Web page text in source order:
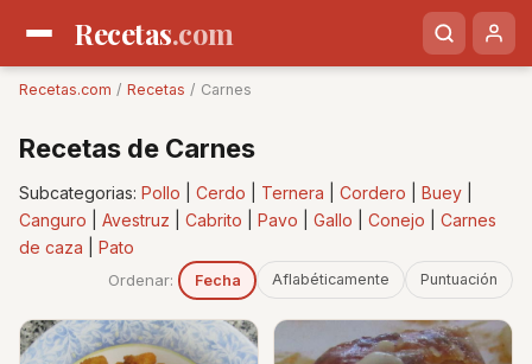
Recetas.com
Recetas.com / Recetas / Carnes
Recetas de Carnes
Subcategorias: Pollo Cerdo Ternera Cordero Buey
Canguro
Avestruz Cabrito Pavo Gallo Conejo
Carnes
de caza
Pato
Ordenar: Fecha Aflabéticamente Puntuación